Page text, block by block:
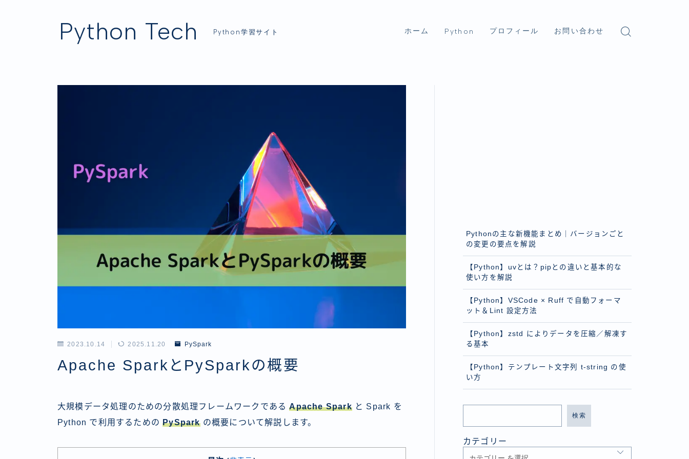
Python Tech Python学習サイト ホーム Python プロフィール お問い合わせ
2023.10.14 2025.11.20 PySpark
Apache SparkとPySparkの概要
大規模データ処理のための分散処理フレームワークであるApache Sparkと Spark を
Python で利用するためのPySparkの概要について解説します。
Pythonの主な新機能まとめ｜バージョンごと
の変更の要点を解説
【Python】uvとは？pipとの違いと基本的な
使い方を解説
【Python】VSCode × Ruff で自動フォーマ
ット＆Lint 設定方法
【Python】zstd によりデータを圧縮／解凍す
る基本
【Python】テンプレート文字列 t-string の使
い方
検索
カテゴリー